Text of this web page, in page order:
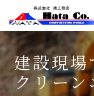
建設現
クリー